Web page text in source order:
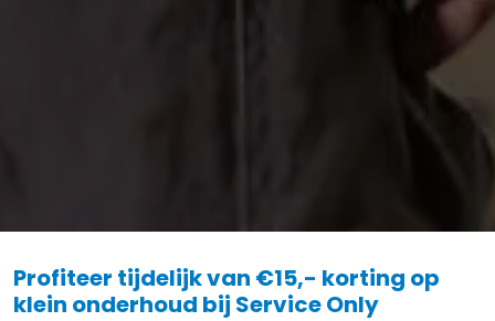
Profiteer tijdelijk van €15,- korting op
klein onderhoud bij Service Only